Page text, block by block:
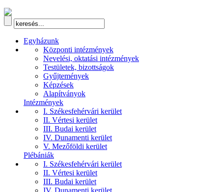
Egyházunk
Központi intézmények
Nevelési, oktatási intézmények
Testületek, bizottságok
Gyűjtemények
Képzések
Alapítványok
Intézmények
I. Székesfehérvári kerület
II. Vértesi kerület
III. Budai kerület
IV. Dunamenti kerület
V. Mezőföldi kerület
Plébániák
I. Székesfehérvári kerület
II. Vértesi kerület
III. Budai kerület
IV. Dunamenti kerület